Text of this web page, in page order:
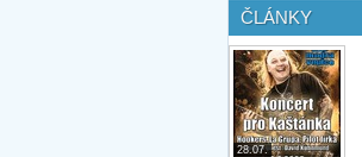
ČLÁNKY
28.07.